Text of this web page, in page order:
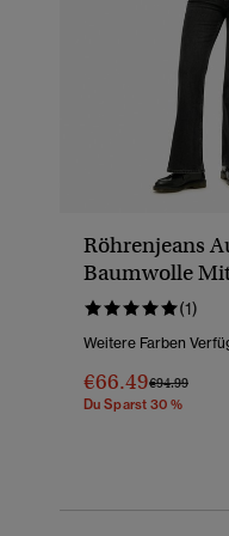
Röhrenjeans
Baumwolle
Bund
(1)
Weitere Farben
€66.49Preis Wurde
€94.99Bis
Du Sparst 30 %